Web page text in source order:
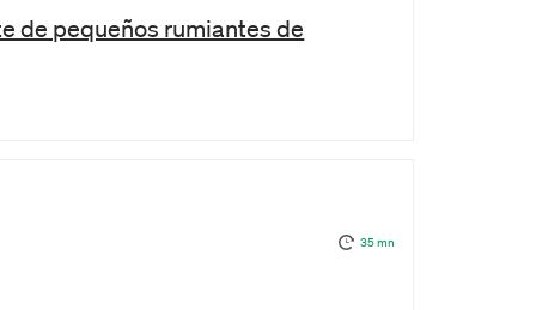
de pequeños rumiantes de
35 mn